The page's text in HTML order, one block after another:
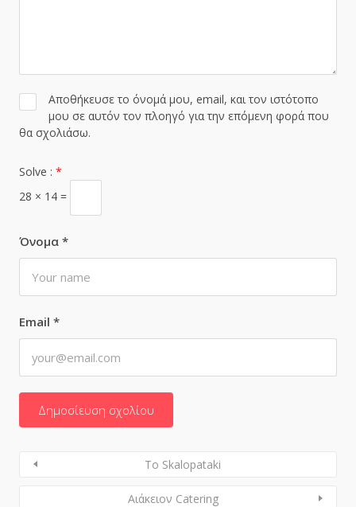
Όνομα *
Email *
Αποθήκευσε το όνομά μου, email, και τον ιστότοπο
μου σε αυτόν τον πλοηγό για την επόμενη φορά που
θα σχολιάσω.
Solve : *
28 × 14 =
To Skalopataki
Αιάκειον Catering